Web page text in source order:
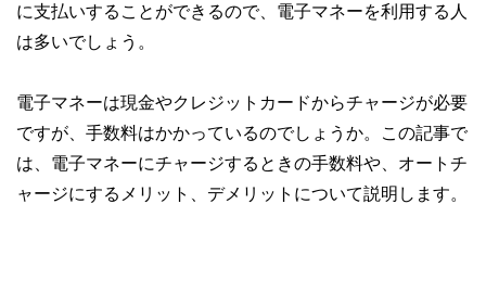
に支払いすることができるので、電子マネーを利用する人
は多いでしょう。
電子マネーは現金やクレジットカードからチャージが必要
ですが、手数料はかかっているのでしょうか。この記事で
は、電子マネーにチャージするときの手数料や、オートチ
ャージにするメリット、デメリットについて説明します。